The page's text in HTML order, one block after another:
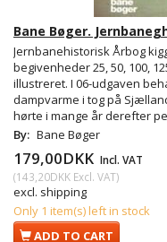
Bane Bøger.
Jernbanehistorisk Årbog
begivenheder 25, 50, 100,
illustreret. I 06-udgaven
dampvarme i tog på
hørte i mange år derefter
By: Bane Bøger
179,00DKK Incl. VAT
(143,20DKK Excl. VAT)
excl. shipping
Only 1 item(s) left in stock
ADD TO CART